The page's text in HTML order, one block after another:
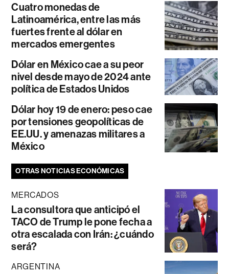
Cuatro monedas de
Latinoamérica, entre las más
fuertes frente al dólar en
mercados emergentes
Dólar en México cae a su peor
nivel desde mayo de 2024 ante
política de Estados Unidos
Dólar hoy 19 de enero: peso cae
por tensiones geopolíticas de
EE.UU. y amenazas militares a
México
OTRAS NOTICIAS ECONÓMICAS
MERCADOS
La consultora que anticipó el
TACO de Trump le pone fecha a
otra escalada con Irán: ¿cuándo
será?
ARGENTINA